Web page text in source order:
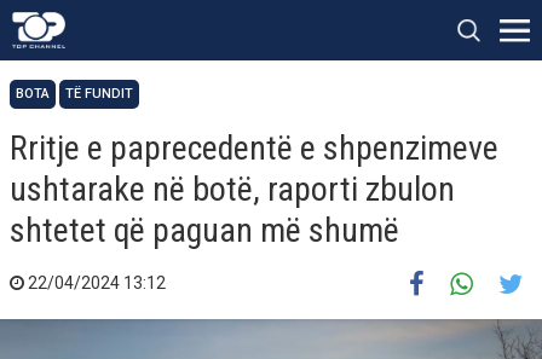
BOTA TË FUNDIT
Rritje e paprecedentë e shpenzimeve
ushtarake në botë, raporti zbulon
shtetet që paguan më shumë
22/04/2024 13:12